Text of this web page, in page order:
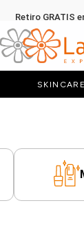
Retiro GRATIS
SKINCARE